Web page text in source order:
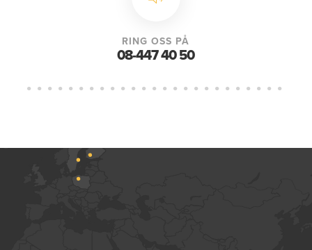
RING OSS PÅ
08-447 40 50